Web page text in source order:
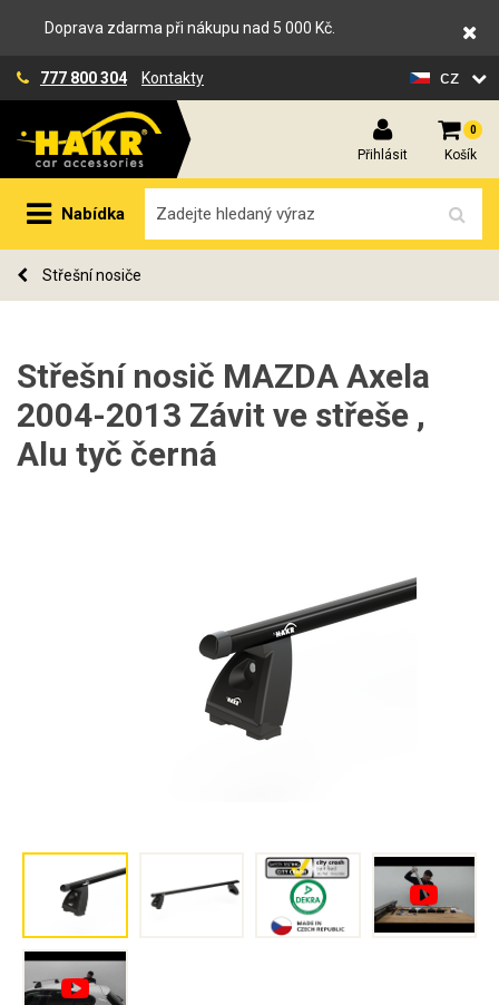
Doprava zdarma při nákupu nad 5 000 Kč.
777 800 304 Kontakty cz
Přihlásit
0
Košík
Nabídka
Střešní nosiče
Střešní nosič MAZDA Axela
2004-2013 Závit ve střeše ,
Alu tyč černá